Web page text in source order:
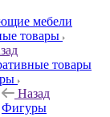
мебели
товары
товары
Назад
Фигуры